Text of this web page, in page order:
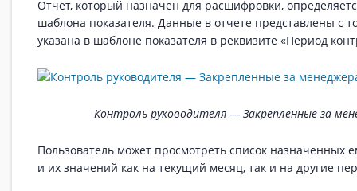
Отчет, который назначен для расшифровки,
шаблона показателя. Данные в отчете представлены с
указана в шаблоне показателя в реквизите «Период
Контроль руководителя — Закрепленные за
Пользователь может просмотреть список назначенных
и их значений как на текущий месяц, так и на другие